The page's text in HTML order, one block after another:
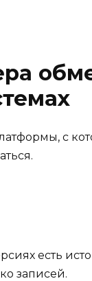
с
есть
записей.